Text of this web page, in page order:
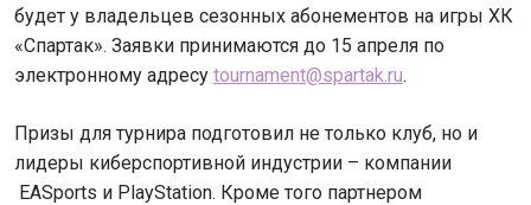
будет у владельцев сезонных абонементов на игры ХК
«Спартак». Заявки принимаются до 15 апреля по
электронному адресу tournament@spartak.ru.
Призы для турнира подготовил не только клуб, но и
лидеры киберспортивной индустрии – компании
EASports и PlayStation. Кроме того партнером